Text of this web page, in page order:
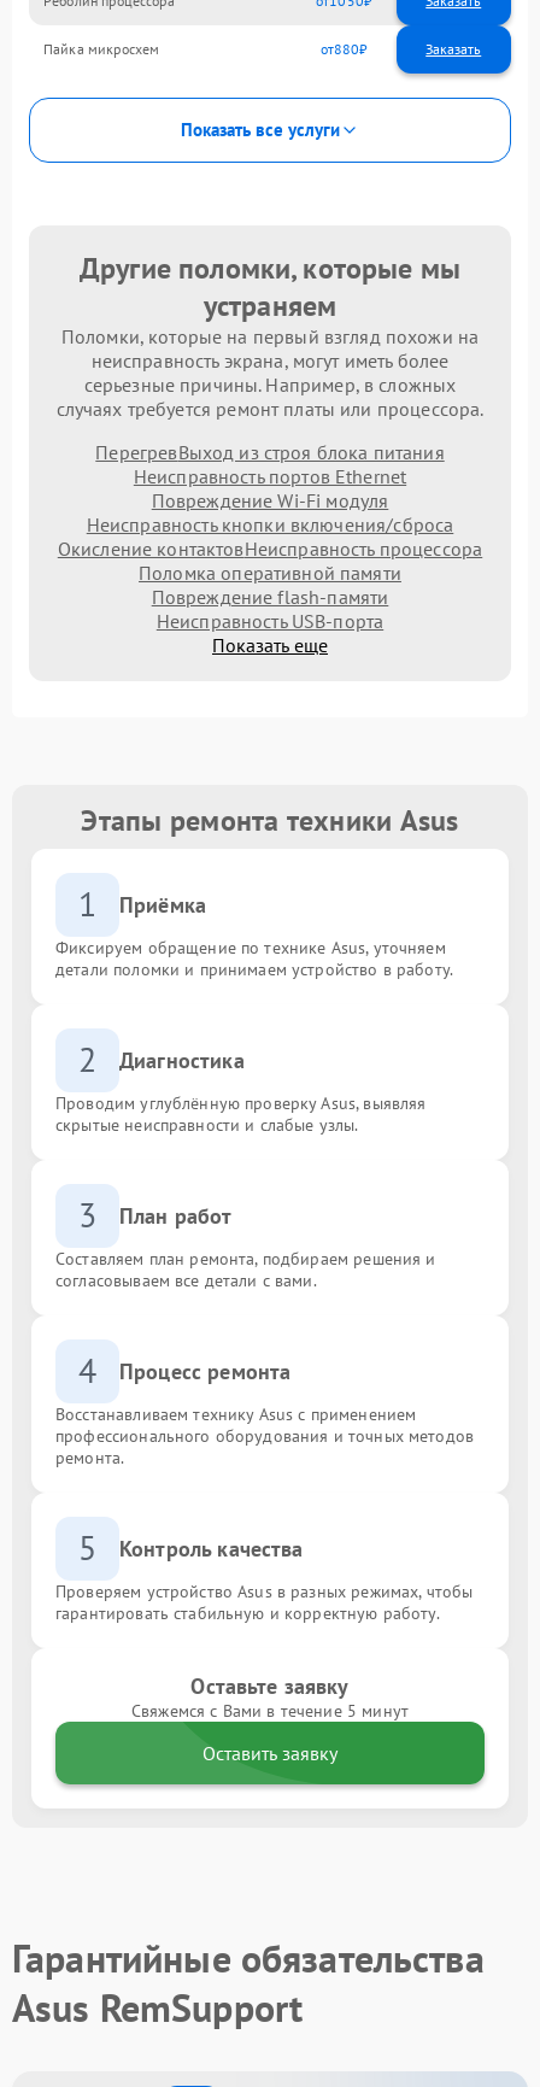
Пайка микросхем 880
Показать все услуги
Другие поломки, которые мы
устраняем
Поломки, которые на первый взгляд похожи на
неисправность экрана, могут иметь более
серьезные причины. Например, в сложных
случаях требуется ремонт платы или процессора.
ПерегревВыход из строя блока питания
Неисправность портов Ethernet
Повреждение Wi-Fi модуля
Неисправность кнопки включения/сброса
Окисление контактовНеисправность процессора
Поломка оперативной памяти
Повреждение flash-памяти
Неисправность USB-порта
Показать еще
Этапы ремонта техники Asus
1 Приёмка
Фиксируем обращение по технике Asus, уточняем
детали поломки и принимаем устройство в работу.
2 Диагностика
Проводим углублённую проверку Asus, выявляя
скрытые неисправности и слабые узлы.
3 План работ
Составляем план ремонта, подбираем решения и
согласовываем все детали с вами.
4 Процесс ремонта
Восстанавливаем технику Asus с применением
профессионального оборудования и точных методов
ремонта.
5 Контроль качества
Проверяем устройство Asus в разных режимах, чтобы
гарантировать стабильную и корректную работу.
Оставьте заявку
Свяжемся с Вами в течение 5 минут
Оставить заявку
Гарантийные обязательства
Asus RemSupport